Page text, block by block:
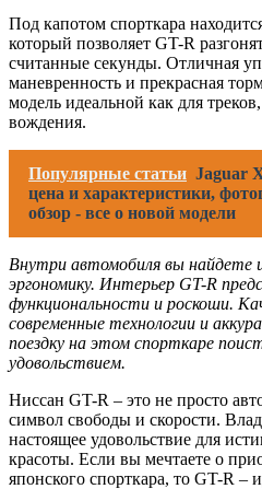
Под капотом спорткара
который позволяет GT-R
считанные секунды. Отличная
маневренность и прекрасная
модель идеальной как для
вождения.
Популярные статьи Jaguar
цена и характеристики,
обзор - все о новой модели
Внутри автомобиля вы найдете
эргономику. Интерьер GT-R
функциональности и роскоши.
современные технологии и
поездку на этом спорткаре
удовольствием.
Ниссан GT-R – это не просто
символ свободы и скорости.
настоящее удовольствие для
красоты. Если вы мечтаете о
японского спорткара, то GT-R –